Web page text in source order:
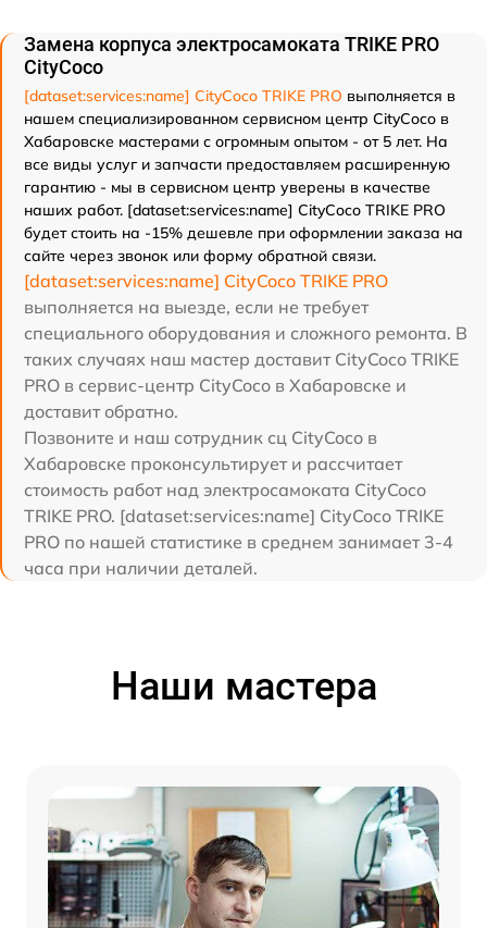
Замена корпуса электросамоката TRIKE PRO
CityCoco
[dataset:services:name] CityCoco TRIKE PRO выполняется в
нашем специализированном сервисном центр CityCoco в
Хабаровске мастерами с огромным опытом - от 5 лет. На
все виды услуг и запчасти предоставляем расширенную
гарантию - мы в сервисном центр уверены в качестве
наших работ. [dataset:services:name] CityCoco TRIKE PRO
будет стоить на -15% дешевле при оформлении заказа на
сайте через звонок или форму обратной связи.
[dataset:services:name] CityCoco TRIKE PRO
выполняется на выезде, если не требует
специального оборудования и сложного ремонта. В
таких случаях наш мастер доставит CityCoco TRIKE
PRO в сервис-центр CityCoco в Хабаровске и
доставит обратно.
Позвоните и наш сотрудник сц CityCoco в
Хабаровске проконсультирует и рассчитает
стоимость работ над электросамоката CityCoco
TRIKE PRO. [dataset:services:name] CityCoco TRIKE
PRO по нашей статистике в среднем занимает 3-4
часа при наличии деталей.
Наши мастера